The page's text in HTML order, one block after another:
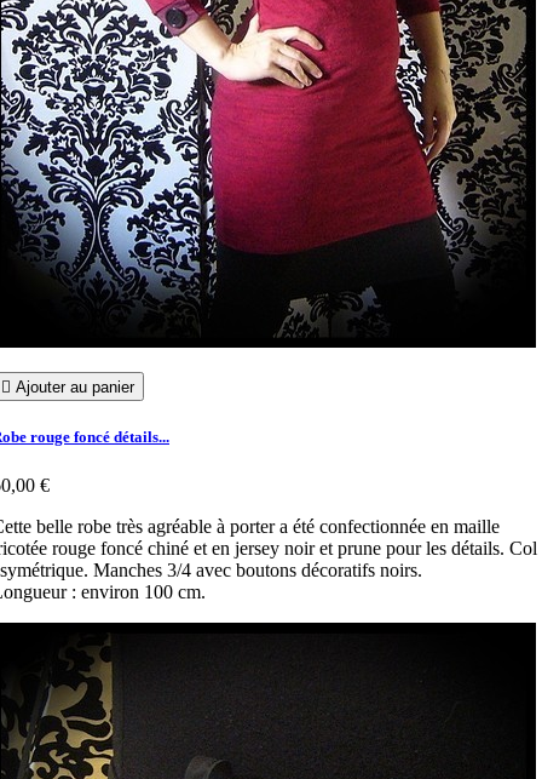
 Ajouter au panier
rouge foncé détails...
€
belle robe très agréable à porter a été confectionnée en maille
rouge foncé chiné et en jersey noir et prune pour les détails. Col
Manches 3/4 avec boutons décoratifs noirs.
: environ 100 cm.